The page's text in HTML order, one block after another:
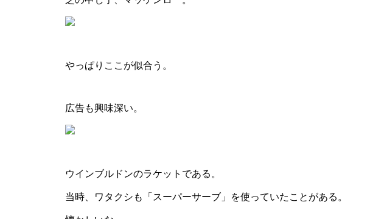
やっぱりここが似合う。
広告も興味深い。
ウインブルドンのラケットである。
当時、ワタクシも「スーパーサーブ」を使っていたことがある。